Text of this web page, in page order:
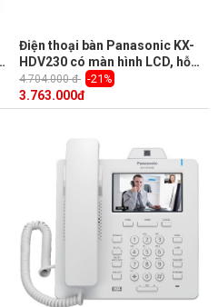
Điện thoại bàn Panasonic KX-
HDV230 có màn hình LCD, hỗ
trợ PoE, Loa Full Duplex
4.704.000 đ -21%
3.763.000đ